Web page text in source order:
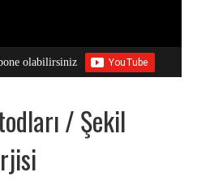
olabilirsiniz
/ Şekil